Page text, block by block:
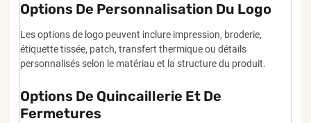
Options De Personnalisation Du Logo
Les options de logo peuvent inclure impression, broderie,
étiquette tissée, patch, transfert thermique ou détails
personnalisés selon le matériau et la structure du produit.
Options De Quincaillerie Et De
Fermetures